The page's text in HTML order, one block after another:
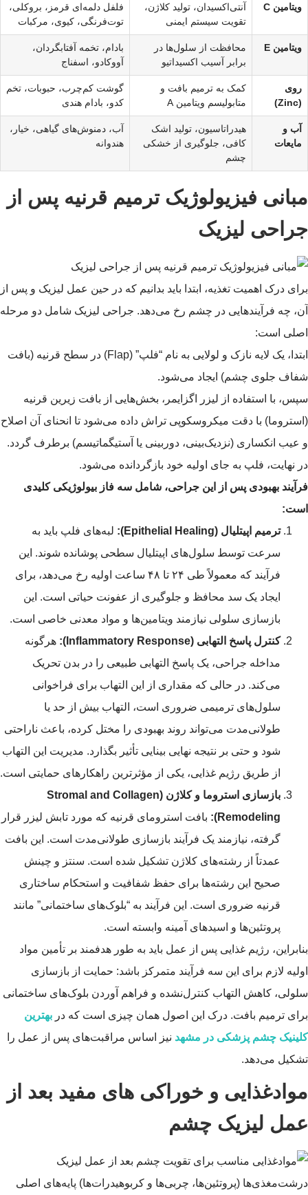
ویتامین C
آنتی‌اکسیدان، تولید کلاژن،
تقویت سیستم ایمنی
فلفل دلمه‌ای قرمز، بروکلی،
توت‌فرنگی، کیوی، مرکبات
ویتامین E
محافظت از سلول‌ها در
برابر آسیب اکسیداتیو
بادام، تخمه آفتابگردان،
آووکادو، اسفناج
روی
(Zinc)
کمک به ترمیم بافت و
متابولیسم ویتامین A
گوشت کم‌چرب، حبوبات، تخم
کدو، بادام هندی
آب و
مایعات
هیدراتاسیون، تولید اشک
کافی، جلوگیری از خشکی
چشم
آب، دمنوش‌های گیاهی، خیار،
هندوانه
مبانی فیزیولوژیک ترمیم قرنیه پس از
جراحی لیزیک
برای درک اهمیت تغذیه، ابتدا باید بدانیم که در حین عمل لیزیک و پس از
آن، چه فرآیندهایی در چشم رخ می‌دهد. جراحی لیزیک شامل دو مرحله
اصلی است:
ابتدا، یک لایه نازک و لولایی به نام “فلپ” (Flap) در سطح قرنیه (بافت
شفاف جلوی چشم) ایجاد می‌شود.
سپس، با استفاده از لیزر اگزایمر، بخش‌هایی از بافت زیرین قرنیه
(استروما) با دقت میکروسکوپی تراش داده می‌شود تا انحنای آن اصلاح
و عیب انکساری (نزدیک‌بینی، دوربینی یا آستیگماتیسم) برطرف گردد.
در نهایت، فلپ به جای اولیه خود بازگردانده می‌شود.
فرآیند بهبودی پس از این جراحی، شامل سه فاز بیولوژیکی کلیدی
است:
ترمیم اپیتلیال (Epithelial Healing):
لبه‌های فلپ باید به
سرعت توسط سلول‌های اپیتلیال سطحی پوشانده شوند. این
فرآیند که معمولاً طی ۲۴ تا ۴۸ ساعت اولیه رخ می‌دهد، برای
ایجاد یک سد محافظ و جلوگیری از عفونت حیاتی است. این
بازسازی سلولی نیازمند ویتامین‌ها و مواد معدنی خاصی است.
کنترل پاسخ التهابی (Inflammatory Response):
هرگونه
مداخله جراحی، یک پاسخ التهابی طبیعی را در بدن تحریک
می‌کند. در حالی که مقداری از این التهاب برای فراخوانی
سلول‌های ترمیمی ضروری است، التهاب بیش از حد یا
طولانی‌مدت می‌تواند روند بهبودی را مختل کرده، باعث ناراحتی
شود و حتی بر نتیجه نهایی بینایی تأثیر بگذارد. مدیریت این التهاب
از طریق رژیم غذایی، یکی از مؤثرترین راهکارهای حمایتی است.
بازسازی استروما و کلاژن (Stromal and Collagen
Remodeling):
بافت استرومای قرنیه که مورد تابش لیزر قرار
گرفته، نیازمند یک فرآیند بازسازی طولانی‌مدت است. این بافت
عمدتاً از رشته‌های کلاژن تشکیل شده است. سنتز و چینش
صحیح این رشته‌ها برای حفظ شفافیت و استحکام ساختاری
قرنیه ضروری است. این فرآیند به “بلوک‌های ساختمانی” مانند
پروتئین‌ها و اسیدهای آمینه وابسته است.
بنابراین، رژیم غذایی پس از عمل باید به طور هدفمند بر تأمین مواد
اولیه لازم برای این سه فرآیند متمرکز باشد: حمایت از بازسازی
سلولی، کاهش التهاب کنترل‌نشده و فراهم آوردن بلوک‌های ساختمانی
برای ترمیم بافت. درک این اصول همان چیزی است که در بهترین
کلینیک چشم پزشکی در مشهد نیز اساس مراقبت‌های پس از عمل را
تشکیل می‌دهد.
موادغذایی و خوراکی های مفید بعد از
عمل لیزیک چشم
درشت‌مغذی‌ها (پروتئین‌ها، چربی‌ها و کربوهیدرات‌ها) پایه‌های اصلی